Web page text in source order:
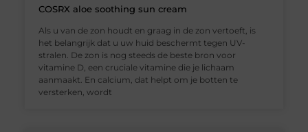
COSRX aloe soothing sun cream
Als u van de zon houdt en graag in de zon vertoeft, is
het belangrijk dat u uw huid beschermt tegen UV-
stralen. De zon is nog steeds de beste bron voor
vitamine D, een cruciale vitamine die je lichaam
aanmaakt. En calcium, dat helpt om je botten te
versterken, wordt